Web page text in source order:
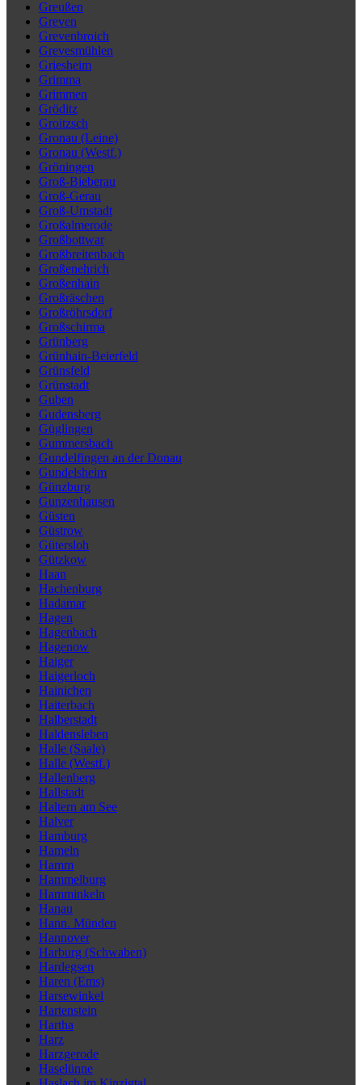
Greußen
Greven
Grevenbroich
Grevesmühlen
Griesheim
Grimma
Grimmen
Gröditz
Groitzsch
Gronau (Leine)
Gronau (Westf.)
Gröningen
Groß-Bieberau
Groß-Gerau
Groß-Umstadt
Großalmerode
Großbottwar
Großbreitenbach
Großenehrich
Großenhain
Großräschen
Großröhrsdorf
Großschirma
Grünberg
Grünhain-Beierfeld
Grünsfeld
Grünstadt
Guben
Gudensberg
Güglingen
Gummersbach
Gundelfingen an der Donau
Gundelsheim
Günzburg
Gunzenhausen
Güsten
Güstrow
Gütersloh
Gützkow
Haan
Hachenburg
Hadamar
Hagen
Hagenbach
Hagenow
Haiger
Haigerloch
Hainichen
Haiterbach
Halberstadt
Haldensleben
Halle (Saale)
Halle (Westf.)
Hallenberg
Hallstadt
Haltern am See
Halver
Hamburg
Hameln
Hamm
Hammelburg
Hamminkeln
Hanau
Hann. Münden
Hannover
Harburg (Schwaben)
Hardegsen
Haren (Ems)
Harsewinkel
Hartenstein
Hartha
Harz
Harzgerode
Haselünne